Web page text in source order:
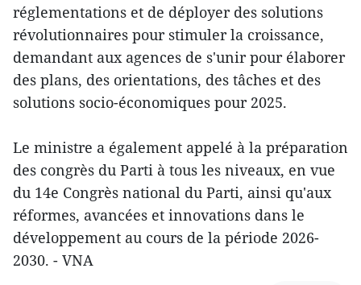
réglementations et de déployer des solutions
révolutionnaires pour stimuler la croissance,
demandant aux agences de s'unir pour élaborer
des plans, des orientations, des tâches et des
solutions socio-économiques pour 2025.
Le ministre a également appelé à la préparation
des congrès du Parti à tous les niveaux, en vue
du 14e Congrès national du Parti, ainsi qu'aux
réformes, avancées et innovations dans le
développement au cours de la période 2026-
2030. - VNA